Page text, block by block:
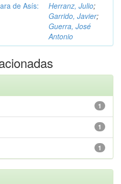
de Asís:
Herranz, Julio;
Garrido, Javier;
Guerra, José
Antonio
1
1
1